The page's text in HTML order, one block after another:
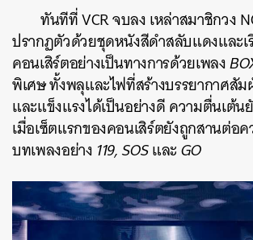
ทันทีที่ VCR จบลง เหล่าสมาชิกวง
ปรากฏตัวด้วยชุดหนังสีดำสลับแดงและ
คอนเสิร์ตอย่างเป็นทางการด้วยเพลง
พิเศษ ทั้งพลุและไฟที่สร้างบรรยากาศสัม
และแข็งแรงได้เป็นอย่างดี ความตื่นเต้น
เมื่อเซ็ตแรกของคอนเสิร์ตยังถูกสานต่อ
บทเพลงอย่าง 119, SOSและGO